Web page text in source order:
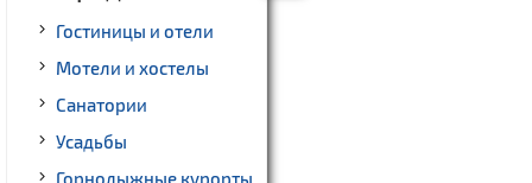
Гостиницы и отели
Мотели и хостелы
Санатории
Усадьбы